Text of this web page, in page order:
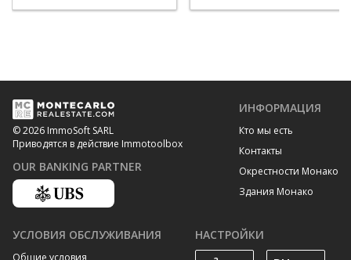
© 2026 ImmoSoft SARL
Приводятся в действие Immotoolbox
OUR BANKING PARTNER
ИНФОРМАЦИЯ
Кто мы есть
Контакты
Окрестности Монако
Здания Монако
УСЛОВИЯ ОБСЛУЖИВАНИЯ НАСТРОЙКИ